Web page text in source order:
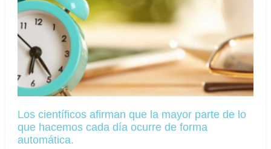
Los científicos afirman que la mayor parte de lo
que hacemos cada día ocurre de forma
automática.